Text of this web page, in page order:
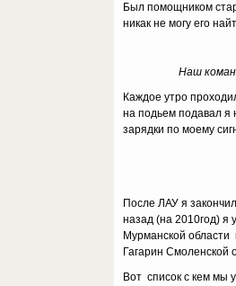
Был помощником
никак не могу его
Наш
Каждое утро
на подьем подавал я
зарядки по моему
После ЛАУ я
назад (на 2010год) я
Мурманской области
Гагарин Смоленской
Вот список с кем